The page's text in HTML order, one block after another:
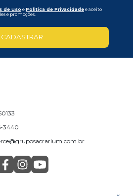
de uso ePolitica de Privacidadee aceito
e promoções.
CADASTRAR
3440